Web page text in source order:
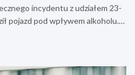
incydentu z udziałem 23-
pojazd pod wpływem alkoholu.…